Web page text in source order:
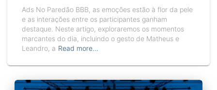
Ads No Paredão BBB, as emoções estão à flor da pele
e as interações entre os participantes ganham
destaque. Neste artigo, exploraremos os momentos
marcantes do dia, incluindo o gesto de Matheus e
Leandro, a Read more…